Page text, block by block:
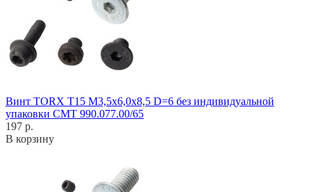
Винт TORX T15 M3,5x6,0x8,5 D=6 без индивидуальной
упаковки CMT 990.077.00/65
197 р.
В корзину